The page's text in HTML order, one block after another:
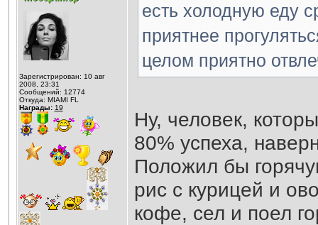
Зарегистрирован: 10 авг
2008, 23:31
Сообщений: 12774
Откуда: MIAMI FL
Награды: 19
есть холодную еду
приятнее
целом приятно
Ну, человек,
80% успеха,
Положил бы
рис с курицей и
кофе, сел и поел